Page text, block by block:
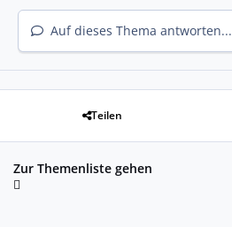
Auf dieses Thema antworten...
Teilen
Zur Themenliste gehen